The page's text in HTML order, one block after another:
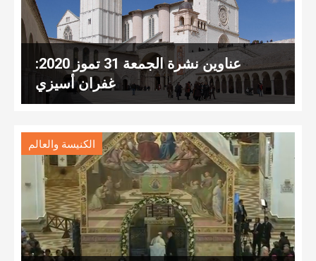
عناوين نشرة الجمعة 31 تموز 2020:
غفران أسيزي
الكنيسة والعالم